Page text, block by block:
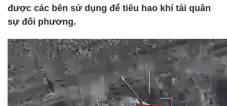
được các bên sử dụng để tiêu hao khí tài quân
sự đối phương.